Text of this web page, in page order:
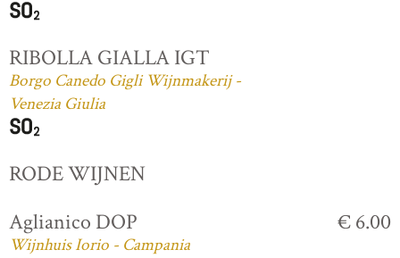
RIBOLLA GIALLA IGT
Borgo Canedo Gigli Wijnmakerij -
Venezia Giulia
RODE WIJNEN
Aglianico DOP
Wijnhuis Iorio - Campania
€ 6.00